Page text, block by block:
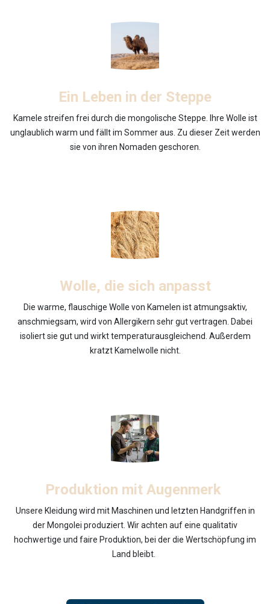
Ein Leben in der Steppe
Kamele streifen frei durch die mongolische Steppe. Ihre Wolle ist
unglaublich warm und fällt im Sommer aus. Zu dieser Zeit werden
sie von ihren Nomaden geschoren.
Wolle, die sich anpasst
Die warme, flauschige Wolle von Kamelen ist atmungsaktiv,
anschmiegsam, wird von Allergikern sehr gut vertragen. Dabei
isoliert sie gut und wirkt temperaturausgleichend. Außerdem
kratzt Kamelwolle nicht.
Produktion mit Augenmerk
Unsere Kleidung wird mit Maschinen und letzten Handgriffen in
der Mongolei produziert. Wir achten auf eine qualitativ
hochwertige und faire Produktion, bei der die Wertschöpfung im
Land bleibt.